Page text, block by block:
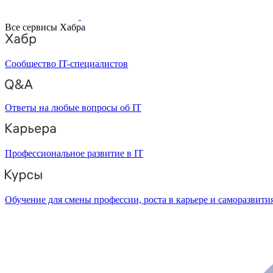
Все сервисы Хабра
Сообщество IT-специалистов
Ответы на любые вопросы об IT
Профессиональное развитие в IT
Обучение для смены профессии, роста в карьере и